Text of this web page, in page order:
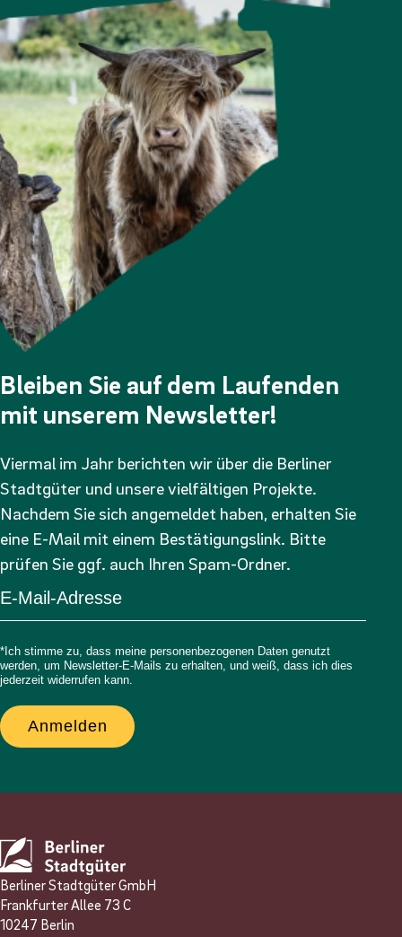
Bleiben Sie auf dem Laufenden
mit unserem Newsletter!
Viermal im Jahr berichten wir über die Berliner
Stadtgüter und unsere vielfältigen Projekte.
Nachdem Sie sich angemeldet haben, erhalten Sie
eine E-Mail mit einem Bestätigungslink. Bitte
prüfen Sie ggf. auch Ihren Spam-Ordner.
*Ich stimme zu, dass meine personenbezogenen Daten genutzt
werden, um Newsletter-E-Mails zu erhalten, und weiß, dass ich dies
jederzeit widerrufen kann.
Anmelden
Berliner Stadtgüter GmbH
Frankfurter Allee 73 C
10247 Berlin